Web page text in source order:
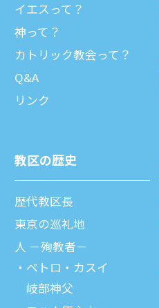
イエスって？
神って？
カトリック教会って？
Q&A
リンク
教区の歴史
歴代教区⻑
東京の巡礼地
⼈ －殉教者－
ペトロ・カスイ
岐部神父